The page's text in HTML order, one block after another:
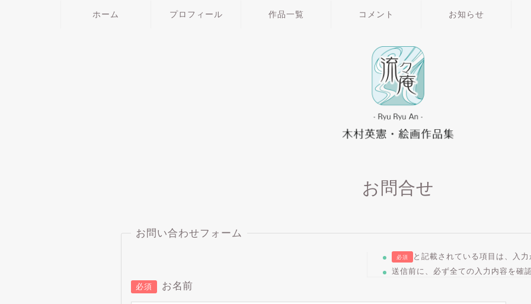
ホーム プロフィール 作品一覧 コメント お知らせ
お問合せ
お問い合わせフォーム
必須
と記載されている項目は、入
送信前に、必ず全ての入力内容を確
必須
お名前